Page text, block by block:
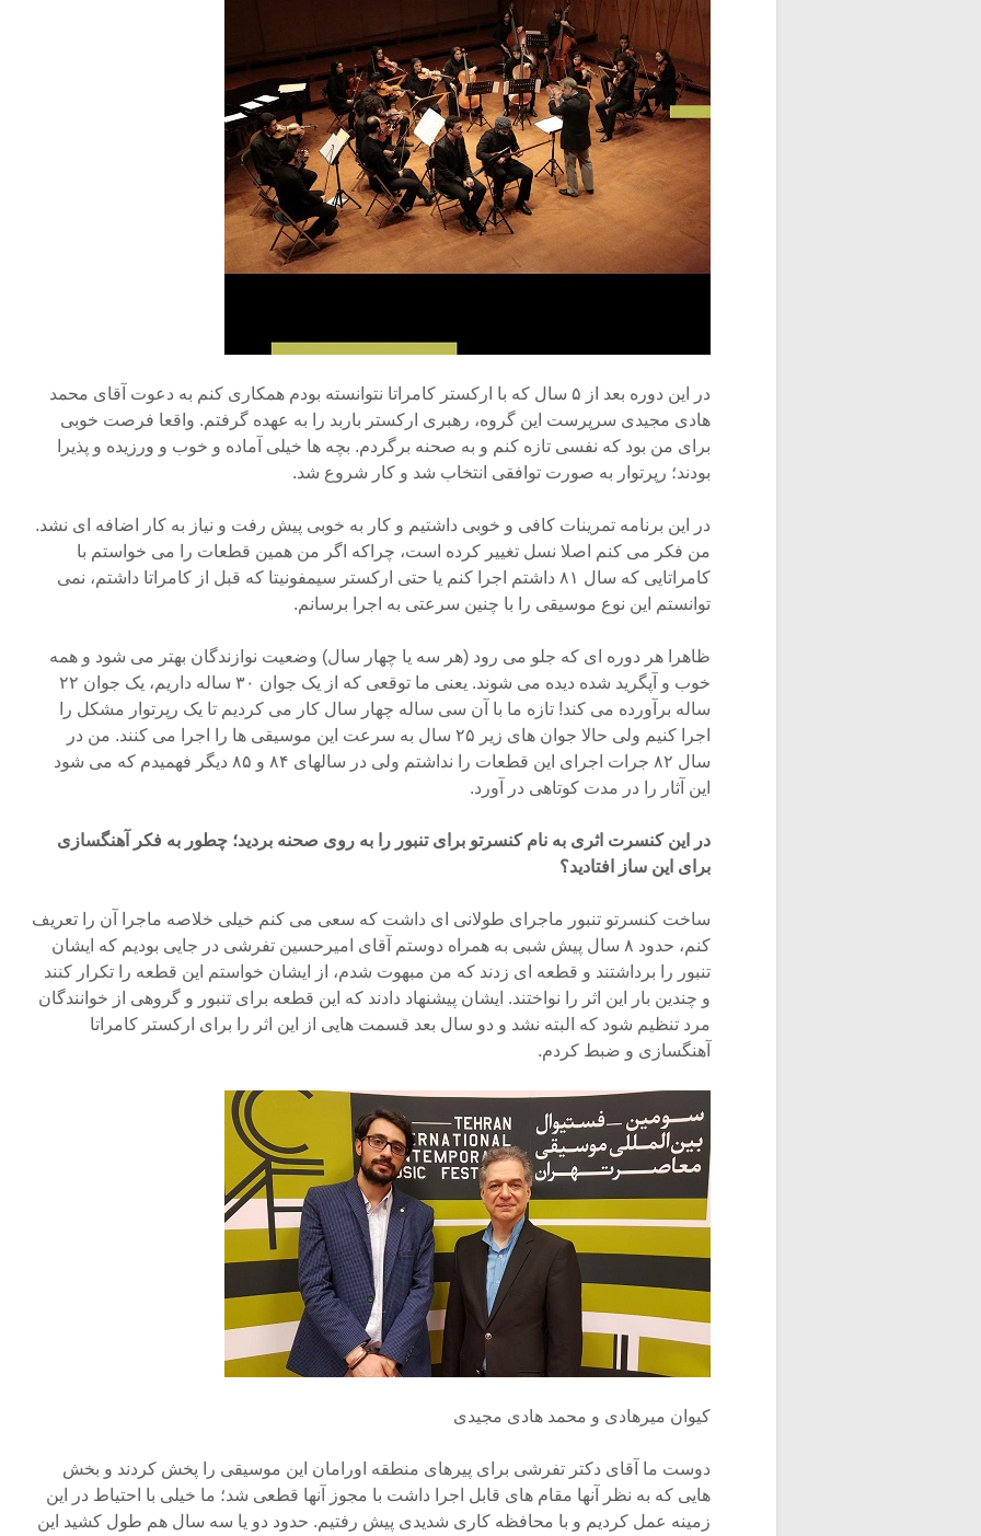
در این دوره بعد از ۵ سال که با ارکستر کامراتا نتوانسته بودم همکاری کنم به دعوت آقای محمد
هادی مجیدی سرپرست این گروه، رهبری ارکستر باربد را به عهده گرفتم. واقعا فرصت خوبی
برای من بود که نفسی تازه کنم و به صحنه برگردم. بچه ها خیلی آماده و خوب و ورزیده و پذیرا
بودند؛ رپرتوار به صورت توافقی انتخاب شد و کار شروع شد.
در این برنامه تمرینات کافی و خوبی داشتیم و کار به خوبی پیش رفت و نیاز به کار اضافه ای نشد.
من فکر می کنم اصلا نسل تغییر کرده است، چراکه اگر من همین قطعات را می خواستم با
کامراتایی که سال ۸۱ داشتم اجرا کنم یا حتی ارکستر سیمفونیتا که قبل از کامراتا داشتم، نمی
توانستم این نوع موسیقی را با چنین سرعتی به اجرا برسانم.
ظاهرا هر دوره ای که جلو می رود (هر سه یا چهار سال) وضعیت نوازندگان بهتر می شود و همه
خوب و آپگرید شده دیده می شوند. یعنی ما توقعی که از یک جوان ۳۰ ساله داریم، یک جوان ۲۲
ساله برآورده می کند! تازه ما با آن سی ساله چهار سال کار می کردیم تا یک رپرتوار مشکل را
اجرا کنیم ولی حالا جوان های زیر ۲۵ سال به سرعت این موسیقی ها را اجرا می کنند. من در
سال ۸۲ جرات اجرای این قطعات را نداشتم ولی در سالهای ۸۴ و ۸۵ دیگر فهمیدم که می شود
این آثار را در مدت کوتاهی در آورد.
در این کنسرت اثری به نام کنسرتو برای تنبور را به روی صحنه بردید؛ چطور به فکر آهنگسازی
برای این ساز افتادید؟
ساخت کنسرتو تنبور ماجرای طولانی ای داشت که سعی می کنم خیلی خلاصه ماجرا آن را تعریف
کنم، حدود ۸ سال پیش شبی به همراه دوستم آقای امیرحسین تفرشی در جایی بودیم که ایشان
تنبور را برداشتند و قطعه ای زدند که من مبهوت شدم، از ایشان خواستم این قطعه را تکرار کنند
و چندین بار این اثر را نواختند. ایشان پیشنهاد دادند که این قطعه برای تنبور و گروهی از خوانندگان
مرد تنظیم شود که البته نشد و دو سال بعد قسمت هایی از این اثر را برای ارکستر کامراتا
آهنگسازی و ضبط کردم.
کیوان میرهادی و محمد هادی مجیدی
دوست ما آقای دکتر تفرشی برای پیرهای منطقه اورامان این موسیقی را پخش کردند و بخش
هایی که به نظر آنها مقام های قابل اجرا داشت با مجوز آنها قطعی شد؛ ما خیلی با احتیاط در این
زمینه عمل کردیم و با محافظه کاری شدیدی پیش رفتیم. حدود دو یا سه سال هم طول کشید این